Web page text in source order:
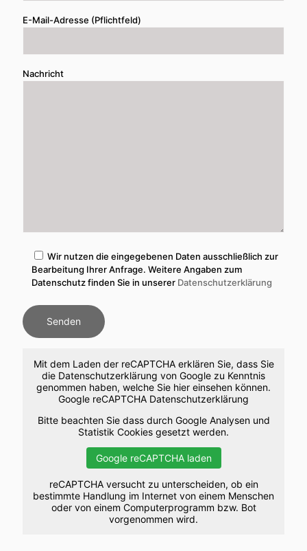
E-Mail-Adresse (Pflichtfeld)
Nachricht
Wir nutzen die eingegebenen Daten ausschließlich zur
Bearbeitung Ihrer Anfrage. Weitere Angaben zum
Datenschutz finden Sie in unserer Datenschutzerklärung
Mit dem Laden der reCAPTCHA erklären Sie, dass Sie
die Datenschutzerklärung von Google zu Kenntnis
genommen haben, welche Sie hier einsehen können.
Google reCAPTCHA Datenschutzerklärung
Bitte beachten Sie dass durch Google Analysen und
Statistik Cookies gesetzt werden.
Google reCAPTCHA laden
reCAPTCHA versucht zu unterscheiden, ob ein
bestimmte Handlung im Internet von einem Menschen
oder von einem Computerprogramm bzw. Bot
vorgenommen wird.